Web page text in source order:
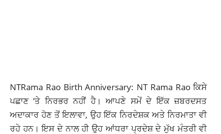
NTRama Rao Birth Anniversary: ​​NT Rama Rao ਕਿਸੇ
ਪਛਾਣ ‘ਤੇ ਨਿਰਭਰ ਨਹੀਂ ਹੈ। ਆਪਣੇ ਸਮੇਂ ਦੇ ਇੱਕ ਜ਼ਬਰਦਸਤ
ਅਦਾਕਾਰ ਹੋਣ ਤੋਂ ਇਲਾਵਾ, ਉਹ ਇੱਕ ਨਿਰਦੇਸ਼ਕ ਅਤੇ ਨਿਰਮਾਤਾ ਵੀ
ਰਹੇ ਹਨ। ਇਸ ਦੇ ਨਾਲ ਹੀ ਉਹ ਆਂਧਰਾ ਪ੍ਰਦੇਸ਼ ਦੇ ਮੁੱਖ ਮੰਤਰੀ ਵੀ